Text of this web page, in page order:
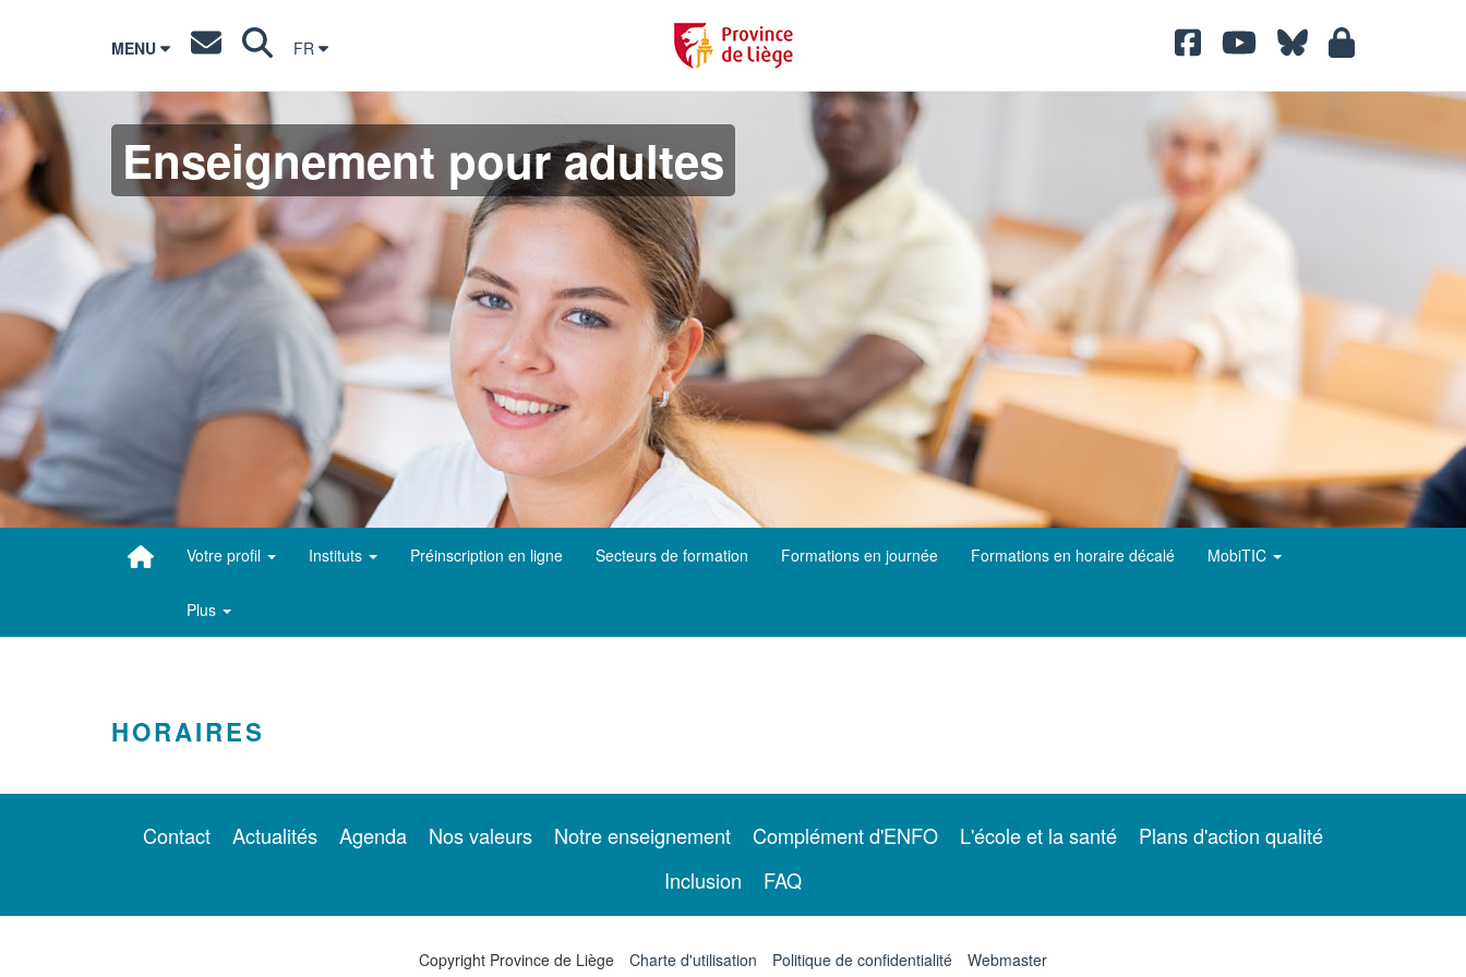
MENU FR
Enseignement pour adultes
Votre profil Instituts Préinscription en ligne Secteurs de formation Formations en journée Formations en horaire décalé MobiTIC
Plus
HORAIRES
Contact Actualités Agenda Nos valeurs Notre enseignement Complément d'ENFO L'école et la santé
Plans d'action qualité
Inclusion
FAQ
Copyright Province de Liège Charte d'utilisation Politique de confidentialité Webmaster